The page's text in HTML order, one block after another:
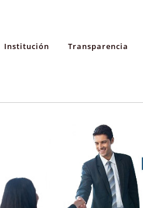
Institución Transparencia